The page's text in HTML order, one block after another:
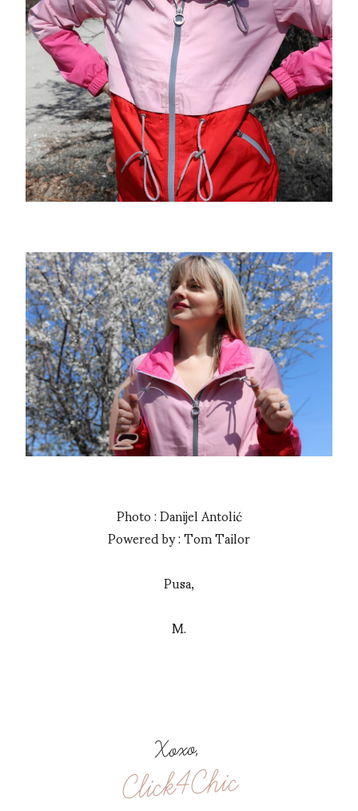
Photo : Danijel Antolić
Powered by : Tom Tailor
Pusa,
M.
Xoxo,
Click4Chic